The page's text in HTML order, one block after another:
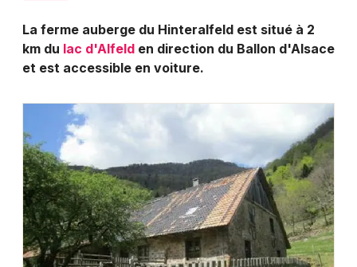
Spectacles
Sports
Soirées
Sorties famille
Expos
Montpellier
Nantes
Strasbourg
Toulouse
Toutes les villes
La ferme auberge du Hinteralfeld est situé à 2
km du lac d'Alfeld en direction du Ballon d'Alsace
et est accessible en voiture.